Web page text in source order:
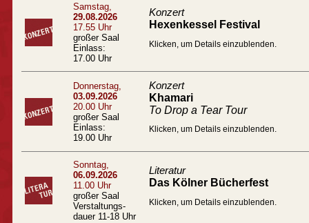
Samstag,
29.08.2026
17.55 Uhr
großer Saal
Einlass:
17.00 Uhr
Konzert
Hexenkessel Festival
Klicken, um Details einzublenden.
Donnerstag,
03.09.2026
20.00 Uhr
großer Saal
Einlass:
19.00 Uhr
Konzert
Khamari
To Drop a Tear Tour
Klicken, um Details einzublenden.
Sonntag,
06.09.2026
11.00 Uhr
großer Saal
Verstaltungs-
dauer 11-18 Uhr
Literatur
Das Kölner Bücherfest
Klicken, um Details einzublenden.